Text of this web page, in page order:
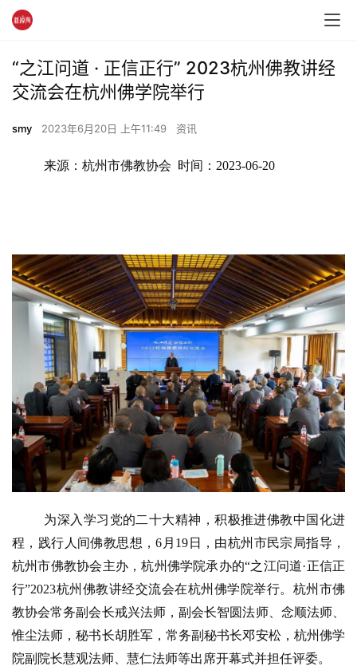
“之江问道 · 正信正行” 2023杭州佛教讲经
交流会在杭州佛学院举行
smy 2023年6月20日 上午11:49 资讯
来源：杭州市佛教协会  时间：2023-06-20
为深入学习党的二十大精神，积极推进佛教中国化进
程，践行人间佛教思想，6月19日，由杭州市民宗局指导，
杭州市佛教协会主办，杭州佛学院承办的“之江问道·正信正
行”2023杭州佛教讲经交流会在杭州佛学院举行。杭州市佛
教协会常务副会长戒兴法师，副会长智圆法师、念顺法师、
惟尘法师，秘书长胡胜军，常务副秘书长邓安松，杭州佛学
院副院长慧观法师、慧仁法师等出席开幕式并担任评委。